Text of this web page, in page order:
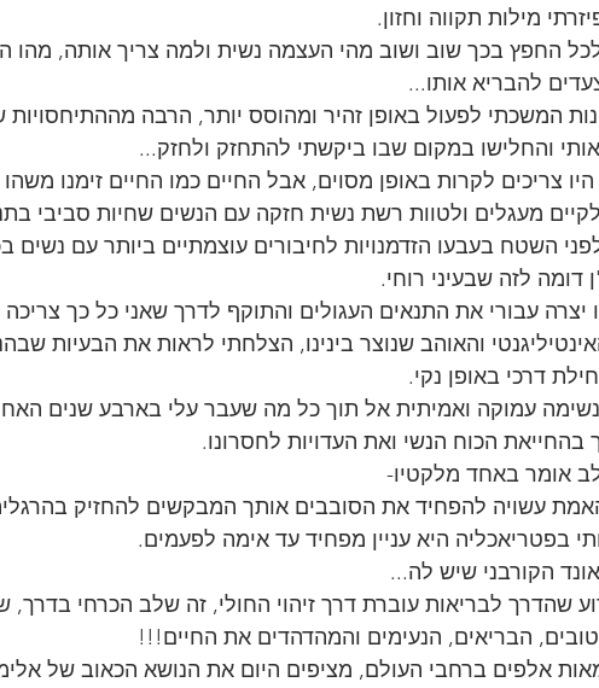
מילות תקווה וחזון.
החפץ בכך שוב ושוב מהי העצמה נשית ולמה צריך אותה,
להבריא אותו...
המשכתי לפעול באופן זהיר ומהוסס יותר, הרבה
והחלישו במקום שבו ביקשתי להתחזק ולחזק...
היו צריכים לקרות באופן מסוים, אבל החיים כמו החיים זימנו
מעגלים ולטוות רשת נשית חזקה עם הנשים שחיות סביבי
השטח בעבעו הזדמנויות לחיבורים עוצמתיים ביותר עם נשים
דומה לזה שבעיני רוחי.
יצרה עבורי את התנאים העגולים והתוקף לדרך שאני כל כך
והאוהב שנוצר בינינו, הצלחתי לראות את הבעיות
דרכי באופן נקי.
עמוקה ואמיתית אל תוך כל מה שעבר עלי בארבע שנים
בהחייאת הכוח הנשי ואת העדויות לחסרונו.
אומר באחד מלקטיו-
עשויה להפחיד את הסובבים אותך המבקשים להחזיק
בפטריאכליה היא עניין מפחיד עד אימה לפעמים.
הקורבני שיש לה...
שהדרך לבריאות עוברת דרך זיהוי החולי, זה שלב הכרחי
הבריאים, הנעימים והמהדהדים את החיים!!!
מאות אלפים ברחבי העולם, מציפים היום את הנושא הכאוב של